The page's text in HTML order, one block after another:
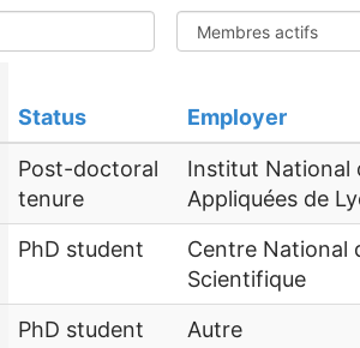
Status
Employer
Post-doctoral
tenure
Institut National
Appliquées de
PhD student
Centre National
Scientifique
PhD student Autre